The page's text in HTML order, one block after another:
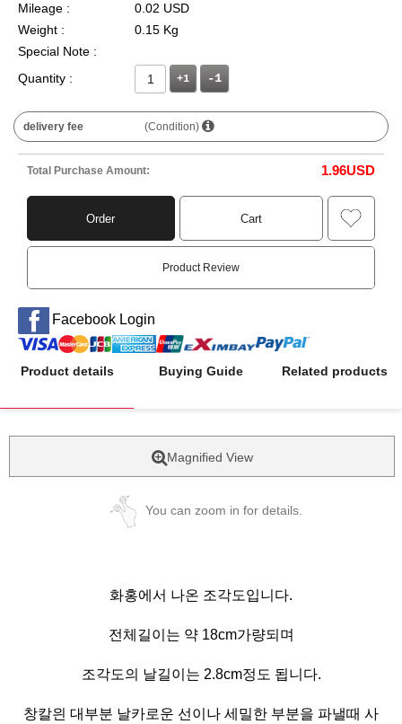
Mileage :
0.02 USD
Weight :
0.15 Kg
Special Note :
Quantity :
+1
delivery fee (Condition)
Total Purchase Amount: 1.96USD
Order Cart
Product Review
Facebook Login
Product details Buying Guide Related products
Magnified View
You can zoom in for details.
화홍에서 나온 조각도입니다.
전체길이는 약 18cm가량되며
조각도의 날길이는 2.8cm정도 됩니다.
창칼읜 대부분 날카로운 선이나 세밀한 부분을 파낼때 사